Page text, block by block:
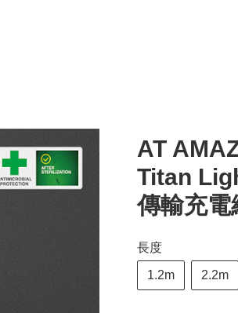
AT
Titan
傳輸充電
長度
1.2m 2.2m